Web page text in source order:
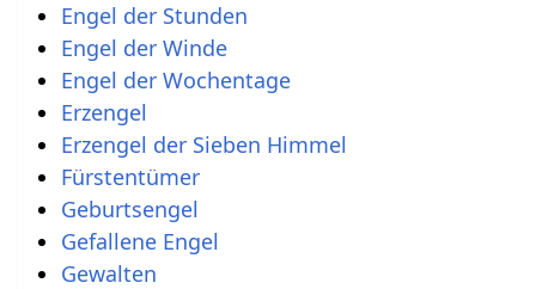
Engel der Stunden
Engel der Winde
Engel der Wochentage
Erzengel
Erzengel der Sieben Himmel
Fürstentümer
Geburtsengel
Gefallene Engel
Gewalten